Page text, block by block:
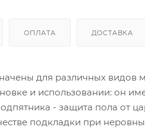
ОПЛАТА ДОСТАВКА
для различных видов
и использовании: он
- защита пола от
подкладки при